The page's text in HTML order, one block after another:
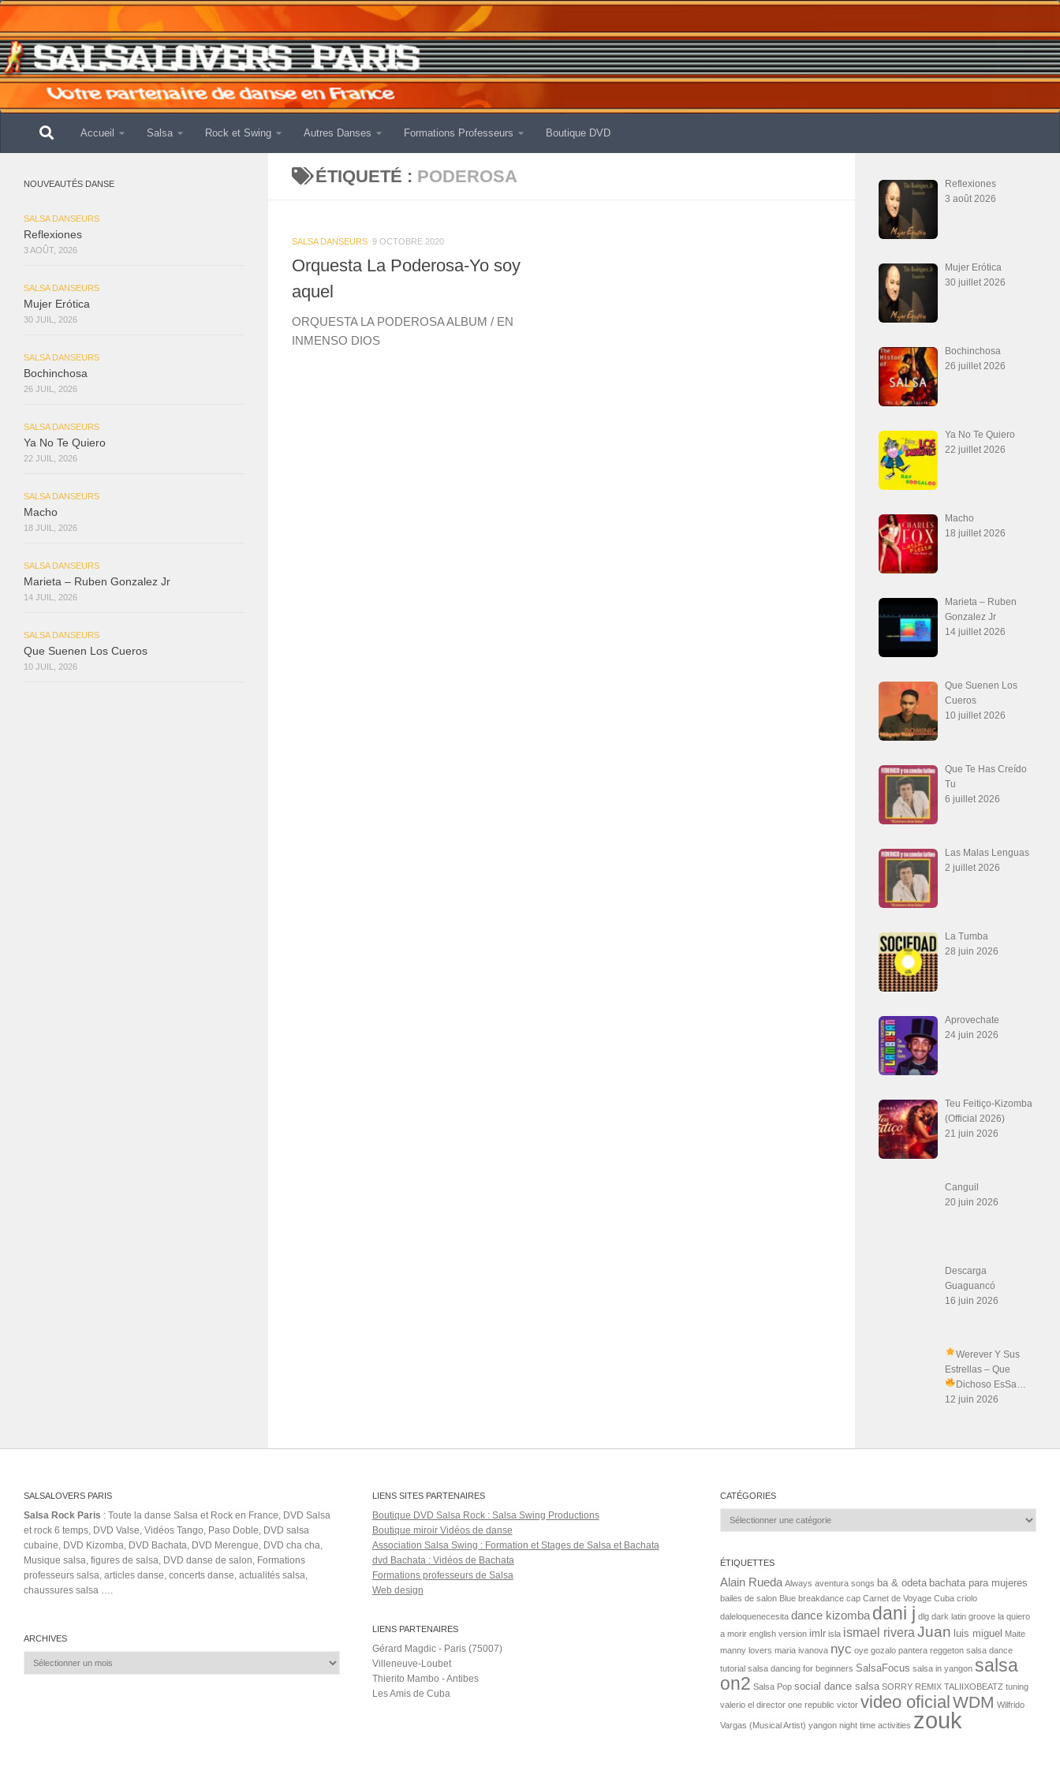
Accueil Salsa Rock et Swing Autres Danses Formations Professeurs Boutique DVD
ÉTIQUETÉ : PODEROSA
SALSA DANSEURS 9 OCTOBRE 2020
Orquesta La Poderosa-Yo soy
aquel
ORQUESTA LA PODEROSA ALBUM / EN
INMENSO DIOS
NOUVEAUTÉS DANSE
SALSA DANSEURS
Reflexiones
3 AOÛT, 2026
SALSA DANSEURS
Mujer Erótica
30 JUIL, 2026
SALSA DANSEURS
Bochinchosa
26 JUIL, 2026
SALSA DANSEURS
Ya No Te Quiero
22 JUIL, 2026
SALSA DANSEURS
Macho
18 JUIL, 2026
SALSA DANSEURS
Marieta – Ruben Gonzalez Jr
14 JUIL, 2026
SALSA DANSEURS
Que Suenen Los Cueros
10 JUIL, 2026
Reflexiones
3 août 2026
Mujer Erótica
30 juillet 2026
Bochinchosa
26 juillet 2026
Ya No Te Quiero
22 juillet 2026
Macho
18 juillet 2026
Marieta – Ruben
Gonzalez Jr
14 juillet 2026
Que Suenen Los
Cueros
10 juillet 2026
Que Te Has Creído
Tu
6 juillet 2026
Las Malas Lenguas
2 juillet 2026
La Tumba
28 juin 2026
Aprovechate
24 juin 2026
Teu Feitiço-Kizomba
(Official 2026)
21 juin 2026
Canguil
20 juin 2026
Descarga
Guaguancó
16 juin 2026
Werever Y Sus
Estrellas – Que
Dichoso EsSa…
12 juin 2026
SALSALOVERS PARIS
Salsa Rock Paris : Toute la danse Salsa et Rock en France, DVD Salsa
et rock 6 temps, DVD Valse, Vidéos Tango, Paso Doble, DVD salsa
cubaine, DVD Kizomba, DVD Bachata, DVD Merengue, DVD cha cha,
Musique salsa, figures de salsa, DVD danse de salon, Formations
professeurs salsa, articles danse, concerts danse, actualités salsa,
chaussures salsa ….
ARCHIVES
Archives
LIENS SITES PARTENAIRES
Boutique DVD Salsa Rock : Salsa Swing Productions
Boutique miroir Vidéos de danse
Association Salsa Swing : Formation et Stages de Salsa et Bachata
dvd Bachata : Vidéos de Bachata
Formations professeurs de Salsa
Web design
LIENS PARTENAIRES
Gérard Magdic - Paris (75007)
Villeneuve-Loubet
Thierito Mambo - Antibes
Les Amis de Cuba
CATÉGORIES
Catégories
ÉTIQUETTES
Alain Rueda Always aventura songs ba & odeta bachata para mujeres
bailes de salon Blue breakdance cap Carnet de Voyage Cuba criolo
daleloquenecesita dance kizomba dani j dlg dark latin groove la quiero
a morir english version imlr isla ismael rivera Juan luis miguel Maite
manny lovers maria ivanova nyc oye gozalo pantera reggeton salsa dance
tutorial salsa dancing for beginners SalsaFocus salsa in yangon salsa
on2 Salsa Pop social dance salsa SORRY REMIX TALIIXOBEATZ tuning
valerio el director one republic victor video oficial WDM Wilfrido
Vargas (Musical Artist) yangon night time activities zouk